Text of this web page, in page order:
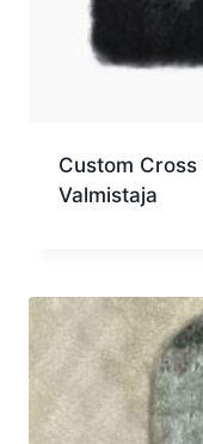
Custom
Valmistaja